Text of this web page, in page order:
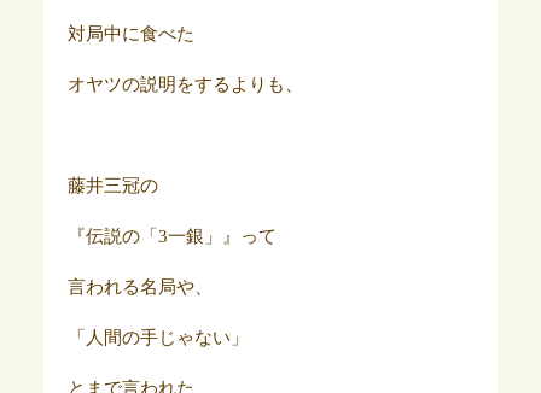
対局中に食べた
オヤツの説明をするよりも、
藤井三冠の
『伝説の「3一銀」』って
言われる名局や、
「人間の手じゃない」
とまで言われた